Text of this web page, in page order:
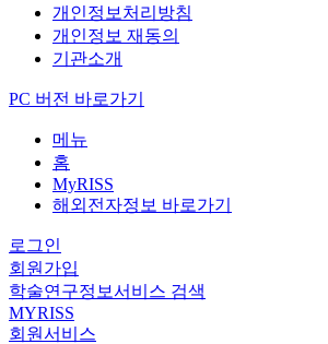
개인정보처리방침
개인정보 재동의
기관소개
PC 버전 바로가기
메뉴
홈
MyRISS
해외전자정보 바로가기
로그인
회원가입
학술연구정보서비스 검색
MYRISS
회원서비스